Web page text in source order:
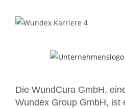
Die WundCura GmbH,
Wundex Group GmbH, ist